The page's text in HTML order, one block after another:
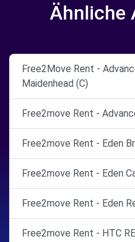
Ähnliche
Free2Move Rent -
Maidenhead (C)
Free2move Rent -
Free2move Rent - Eden
Free2move Rent - Eden
Free2move Rent - Eden
Free2move Rent - HTC